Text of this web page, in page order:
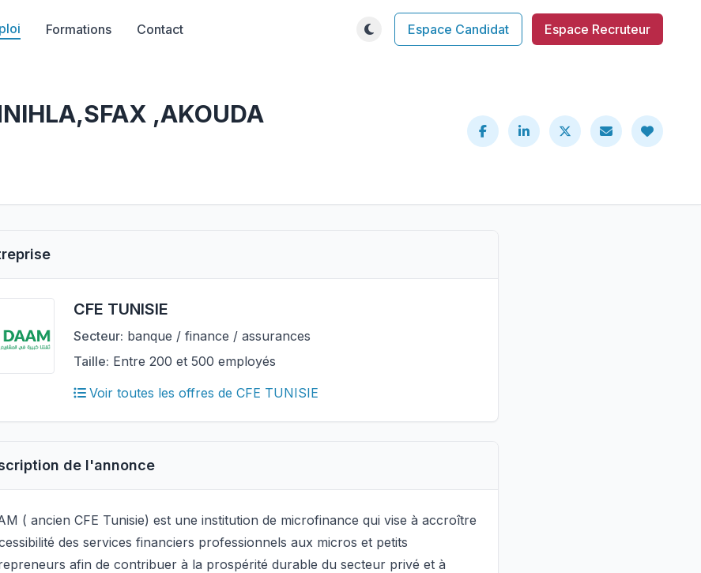
Formations Contact Espace Candidat Espace Recruteur
,AKOUDA
CFE TUNISIE
Secteur: banque / finance / assurances
Taille: Entre 200 et 500 employés
Voir toutes les offres de CFE TUNISIE
de l'annonce
( ancien CFE Tunisie) est une institution de microfinance qui vise à accroître
des services financiers professionnels aux micros et petits
afin de contribuer à la prospérité durable du secteur privé et à